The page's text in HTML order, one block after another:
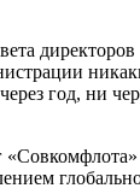
год, ни